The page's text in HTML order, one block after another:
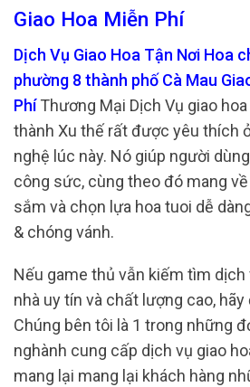
Giao Hoa Miễn Phí
Dịch Vụ Giao Hoa Tận Nơi Hoa
phường 8 thành phố Cà Mau
PhíThương Mại Dịch Vụ giao
thành Xu thế rất được yêu thích
nghệ lúc này. Nó giúp người
công sức, cùng theo đó mang
sắm và chọn lựa hoa tuoi dễ
& chóng vánh.
Nếu game thủ vẫn kiếm tìm dịch
nhà uy tín và chất lượng cao,
Chúng bên tôi là 1 trong những
nghành cung cấp dịch vụ giao
mang lại mang lại khách hàng